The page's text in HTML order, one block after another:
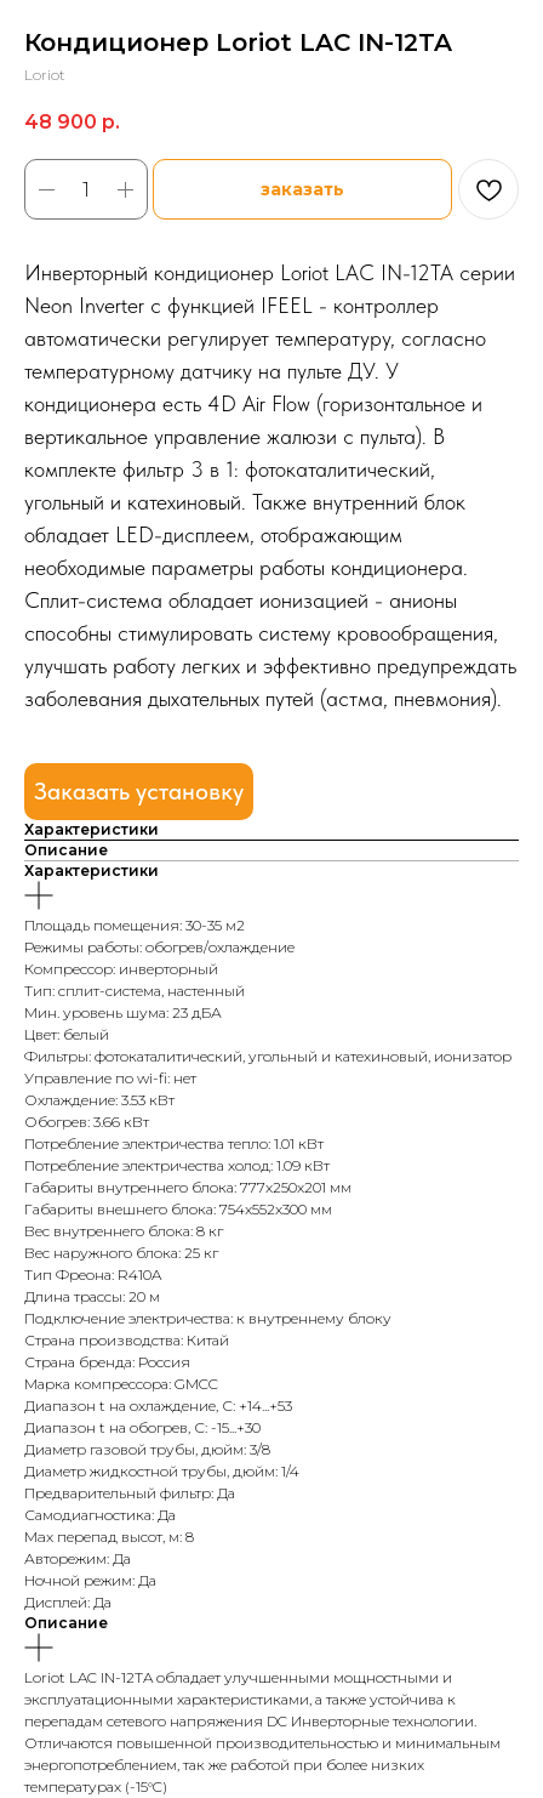
Кондиционер Loriot LAC IN-12TA
Loriot
48 900 р.
заказать
Инверторный кондиционер Loriot LAC IN-12TA серии
Neon Inverter с функцией IFEEL - контроллер
автоматически регулирует температуру, согласно
температурному датчику на пульте ДУ. У
кондиционера есть 4D Air Flow (горизонтальное и
вертикальное управление жалюзи с пульта). В
комплекте фильтр 3 в 1: фотокаталитический,
угольный и катехиновый. Также внутренний блок
обладает LED-дисплеем, отображающим
необходимые параметры работы кондиционера.
Сплит-система обладает ионизацией - анионы
способны стимулировать систему кровообращения,
улучшать работу легких и эффективно предупреждать
заболевания дыхательных путей (астма, пневмония).
Заказать установку
Характеристики
Описание
Характеристики
Площадь помещения: 30-35 м2
Режимы работы: обогрев/охлаждение
Компрессор: инверторный
Тип: сплит-система, настенный
Мин. уровень шума: 23 дБА
Цвет: белый
Фильтры: фотокаталитический, угольный и катехиновый, ионизатор
Управление по wi-fi: нет
Охлаждение: 3.53 кВт
Обогрев: 3.66 кВт
Потребление электричества тепло: 1.01 кВт
Потребление электричества холод: 1.09 кВт
Габариты внутреннего блока: 777x250x201 мм
Габариты внешнего блока: 754x552x300 мм
Вес внутреннего блока: 8 кг
Вес наружного блока: 25 кг
Тип Фреона: R410A
Длина трассы: 20 м
Подключение электричества: к внутреннему блоку
Страна производства: Китай
Страна бренда: Россия
Марка компрессора: GMCC
Диапазон t на охлаждение, С: +14...+53
Диапазон t на обогрев, С: -15...+30
Диаметр газовой трубы, дюйм: 3/8
Диаметр жидкостной трубы, дюйм: 1/4
Предварительный фильтр: Да
Самодиагностика: Да
Max перепад высот, м: 8
Авторежим: Да
Ночной режим: Да
Дисплей: Да
Описание
Loriot LAC IN-12TA обладает улучшенными мощностными и
эксплуатационными характеристиками, а также устойчива к
перепадам сетевого напряжения DC Инверторные технологии.
Отличаются повышенной производительностью и минимальным
энергопотреблением, так же работой при более низких
температурах (-15°C)